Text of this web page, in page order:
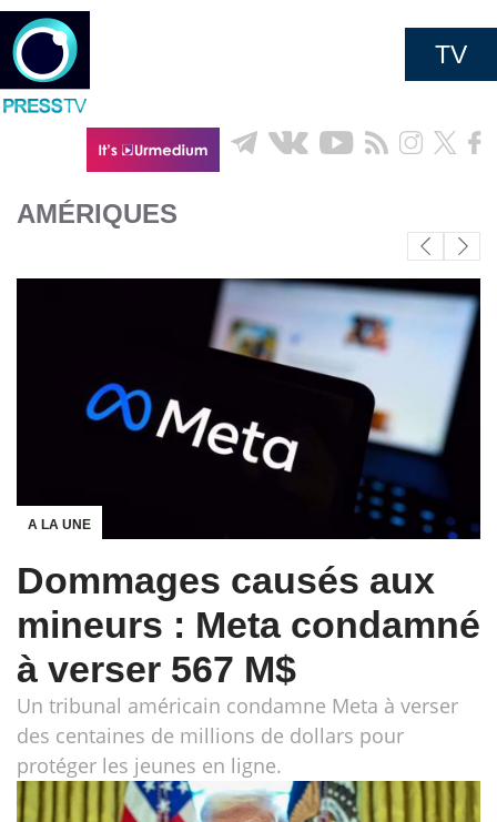
TV
AMÉRIQUES
A LA UNE
Dommages causés aux
mineurs : Meta condamné
à verser 567 M$
Un tribunal américain condamne Meta à verser
des centaines de millions de dollars pour
protéger les jeunes en ligne.